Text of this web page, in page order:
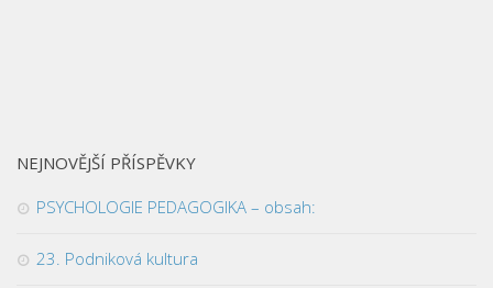
NEJNOVĚJŠÍ PŘÍSPĚVKY
PSYCHOLOGIE PEDAGOGIKA – obsah:
23. Podniková kultura